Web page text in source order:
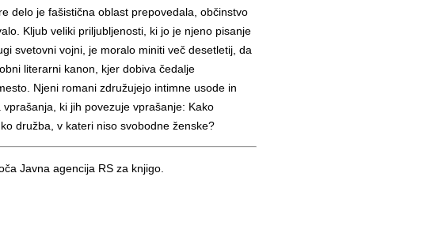
delo je fašistična oblast prepovedala, občinstvo
Kljub veliki priljubljenosti, ki jo je njeno pisanje
svetovni vojni, je moralo miniti več desetletij, da
literarni kanon, kjer dobiva čedalje
Njeni romani združujejo intimne usode in
vprašanja, ki jih povezuje vprašanje: Kako
družba, v kateri niso svobodne ženske?
Javna agencija RS za knjigo.